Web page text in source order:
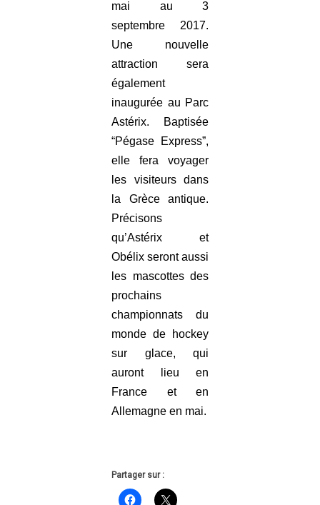
mai au 3
septembre 2017.
Une nouvelle
attraction sera
également
inaugurée au Parc
Astérix. Baptisée
“Pégase Express”,
elle fera voyager
les visiteurs dans
la Grèce antique.
Précisons
qu’Astérix et
Obélix seront aussi
les mascottes des
prochains
championnats du
monde de hockey
sur glace, qui
auront lieu en
France et en
Allemagne en mai.
Partager sur :